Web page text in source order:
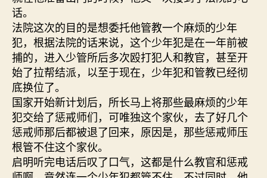
话。
法院这次的目的是想委托他管教一个麻烦的少年
犯，根据法院的话来说，这个少年犯是在一年前被
捕的，进入少管所后多次殴打犯人和教官，甚至开
始了拉帮结派，以至于现在，少年犯和管教已经彻
底换位了。
国家开始新计划后，所长马上将那些最麻烦的少年
犯交给了惩戒师们，可唯独这个家伙，去了好几个
惩戒师那后都被退了回来，原因是，那些惩戒师压
根管不住这个家伙。
启明听完电话后叹了口气，这都是什么教官和惩戒